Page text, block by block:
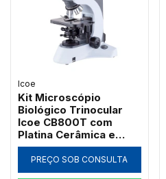
Icoe
Kit Microscópio
Biológico Trinocular
Icoe CB800T com
Platina Cerâmica e
Iluminação LED 5W
PREÇO SOB CONSULTA